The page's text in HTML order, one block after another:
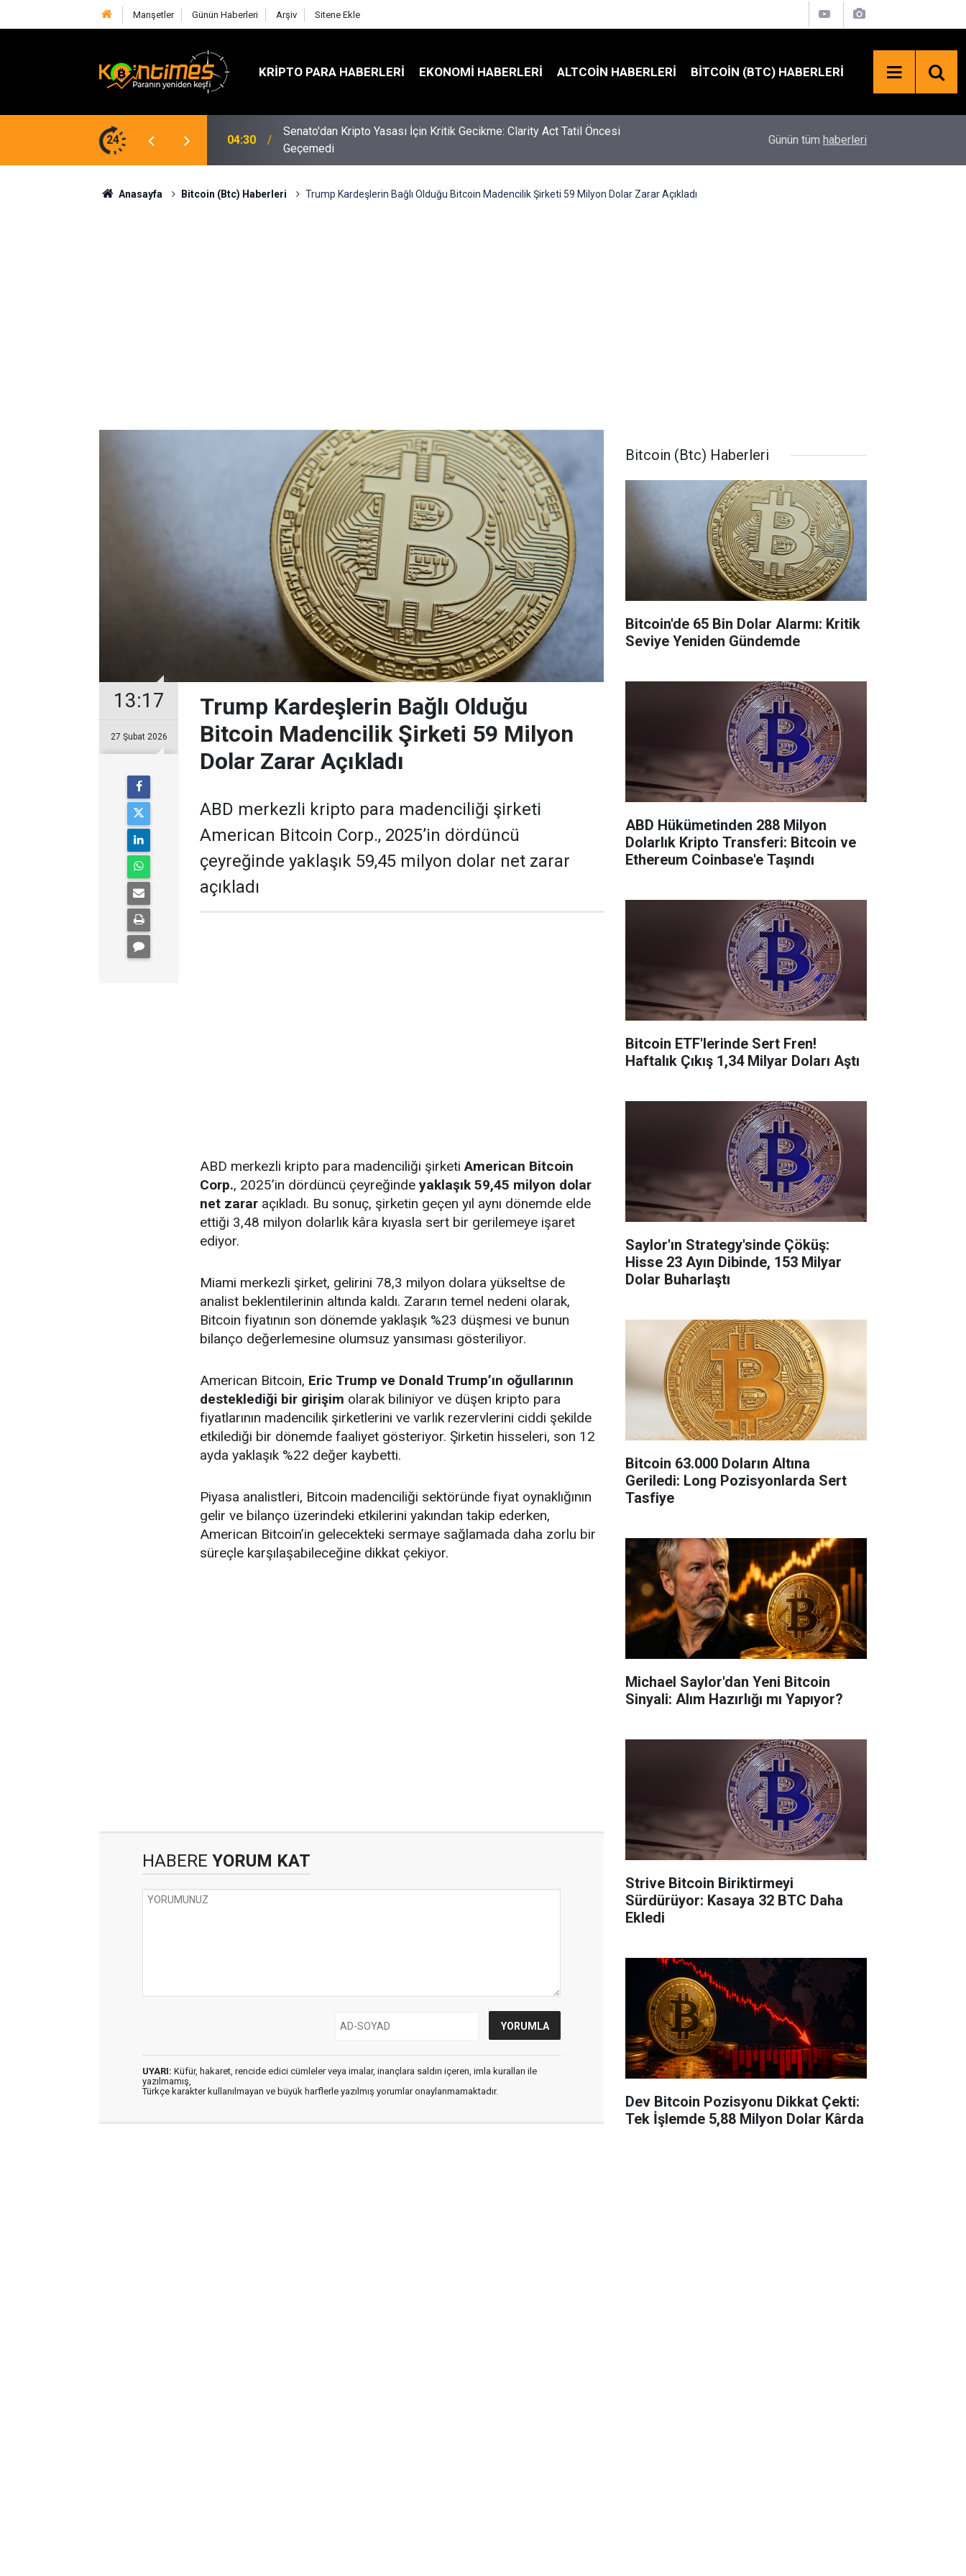
Manşetler Günün Haberleri Arşiv Sitene Ekle
KRIPTO PARA HABERLERI EKONOMI HABERLERI ALTCOIN HABERLERI BITCOIN (BTC) HABERLERI
24
Borsalar Gerilerken DEX'ler
04:30
Senato'dan Kripto Yasası İçin Kritik Gecikme: Clarity Act Tatil Öncesi
Geçemedi
Trump'tan Kripto Mesajı: “Çin'in Kriptoyu Ele
Günün tüm haberleri
Anasayfa Bitcoin (Btc) Haberleri Trump Kardeşlerin Bağlı Olduğu Bitcoin Madencilik Şirketi 59 Milyon Dolar Zarar Açıkladı
13:17
27 Şubat 2026
Trump Kardeşlerin Bağlı Olduğu
Bitcoin Madencilik Şirketi 59 Milyon
Dolar Zarar Açıkladı
ABD merkezli kripto para madenciliği şirketi
American Bitcoin Corp., 2025’in dördüncü
çeyreğinde yaklaşık 59,45 milyon dolar net zarar
açıkladı
ABD merkezli kripto para madenciliği şirketiAmerican Bitcoin
Corp., 2025’in dördüncü çeyreğinde yaklaşık 59,45 milyon dolar
net zarar açıkladı. Bu sonuç, şirketin geçen yıl aynı dönemde elde
ettiği 3,48 milyon dolarlık kâra kıyasla sert bir gerilemeye işaret
ediyor.
Miami merkezli şirket, gelirini 78,3 milyon dolara yükseltse de
analist beklentilerinin altında kaldı. Zararın temel nedeni olarak,
Bitcoin fiyatının son dönemde yaklaşık %23 düşmesi ve bunun
bilanço değerlemesine olumsuz yansıması gösteriliyor.
American Bitcoin, Eric Trump ve Donald Trump’ın oğullarının
desteklediği bir girişim olarak biliniyor ve düşen kripto para
fiyatlarının madencilik şirketlerini ve varlık rezervlerini ciddi şekilde
etkilediği bir dönemde faaliyet gösteriyor. Şirketin hisseleri, son 12
ayda yaklaşık %22 değer kaybetti.
Piyasa analistleri, Bitcoin madenciliği sektöründe fiyat oynaklığının
gelir ve bilanço üzerindeki etkilerini yakından takip ederken,
American Bitcoin’in gelecekteki sermaye sağlamada daha zorlu bir
süreçle karşılaşabileceğine dikkat çekiyor.
HABERE YORUM KAT
UYARI: Küfür, hakaret, rencide edici cümleler veya imalar, inançlara saldırı içeren, imla kuralları ile
yazılmamış,
Türkçe karakter kullanılmayan ve büyük harflerle yazılmış yorumlar onaylanmamaktadır.
Bitcoin (Btc) Haberleri
Bitcoin'de 65 Bin Dolar Alarmı: Kritik
Seviye Yeniden Gündemde
ABD Hükümetinden 288 Milyon
Dolarlık Kripto Transferi: Bitcoin ve
Ethereum Coinbase'e Taşındı
Bitcoin ETF'lerinde Sert Fren!
Haftalık Çıkış 1,34 Milyar Doları Aştı
Saylor'ın Strategy'sinde Çöküş:
Hisse 23 Ayın Dibinde, 153 Milyar
Dolar Buharlaştı
Bitcoin 63.000 Doların Altına
Geriledi: Long Pozisyonlarda Sert
Tasfiye
Michael Saylor'dan Yeni Bitcoin
Sinyali: Alım Hazırlığı mı Yapıyor?
Strive Bitcoin Biriktirmeyi
Sürdürüyor: Kasaya 32 BTC Daha
Ekledi
Dev Bitcoin Pozisyonu Dikkat Çekti:
Tek İşlemde 5,88 Milyon Dolar Kârda